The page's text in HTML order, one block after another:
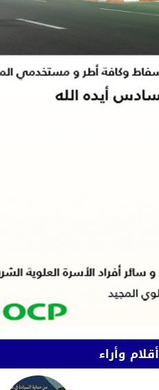
أقلام وأراء